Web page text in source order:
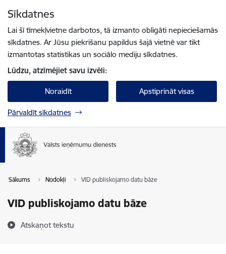
Sīkdatnes
Lai šī tīmekļvietne darbotos, tā izmanto obligāti nepieciešamās
sīkdatnes. Ar Jūsu piekrišanu papildus šajā vietnē var tikt
izmantotas statistikas un sociālo mediju sīkdatnes.
Lūdzu, atzīmējiet savu izvēli:
Noraidīt Apstiprināt visas
Pārvaldīt sīkdatnes
Sākums Nodokļi VID publiskojamo datu bāze
VID publiskojamo datu bāze
Atskaņot tekstu